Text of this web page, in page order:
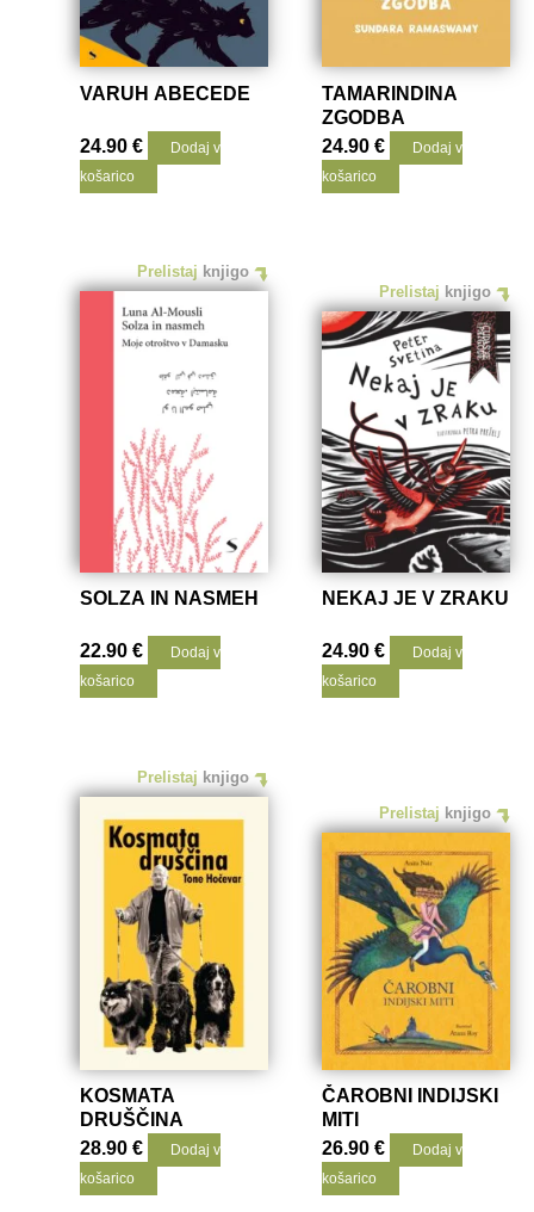
VARUH ABECEDE
24.90€
Dodaj v
košarico
TAMARINDINA
ZGODBA
24.90€
Dodaj v
košarico
Prelistaj knjigo
SOLZA IN NASMEH
22.90€
Dodaj v
košarico
Prelistaj knjigo
NEKAJ JE V ZRAKU
24.90€
Dodaj v
košarico
Prelistaj knjigo
KOSMATA
DRUŠČINA
28.90€
Dodaj v
košarico
Prelistaj knjigo
ČAROBNI INDIJSKI
MITI
26.90€
Dodaj v
košarico